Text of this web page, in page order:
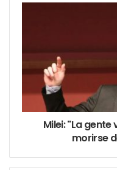
Milei: "La
morirse